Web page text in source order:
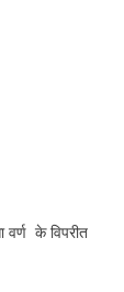
वर्ण के विपरीत